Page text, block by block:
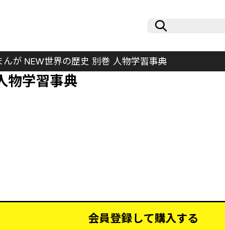
が NEW世界の歴史 別巻 人物学習事典
物学習事典
会員登録して購入する